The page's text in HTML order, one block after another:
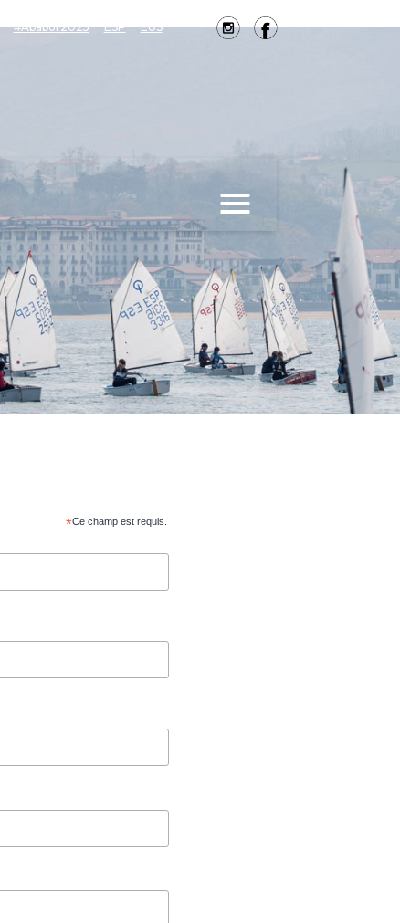
#Ababor2025 ESP EUS
*Ce champ est requis.